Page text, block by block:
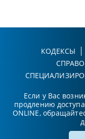
КОДЕКСЫ
Если у Вас
продлению
ONLINE,